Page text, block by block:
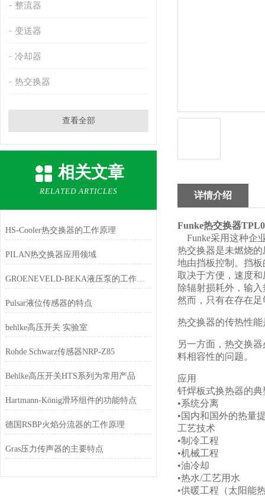
整流器
变送器
冷却器
热交换器
查看全部
相关文章
RELATED ARTICLES
HS-Cooler热交换器的工作原理
PILAN热交换器应用领域
GROENEVELD-BEKA液压泵的工作原理
Pulsar液位传感器的特点
behlke高压开关 实验室
Rohde Schwarz传感器NRP-Z85
Behlke高压开关HTS系列为常用产品
Hartmann-König滑环组件的功能特点
德国RSBP火焰分流器的工作原理
Gras压力传声器的主要特点
详情介绍
Funke热交换器
Funke采用这种企
热交换器是未燃烧
地由挡板控制。挡
取决于方便，速度
除辐射损耗外，输
然而，只有在存在
热交换器的传热性
另一方面，热交换
料相容性的问题。
应用
钎焊板式换热器的
•系统分离
•国内和国外的热量
工艺技术
•制冷工程
•机械工程
•油冷却
•热水/工艺用水
•供暖工程（太阳能